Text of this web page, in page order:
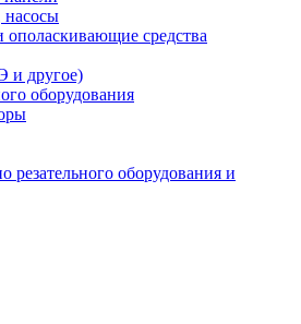
насосы
средства
другое)
оборудования
резательного оборудования и